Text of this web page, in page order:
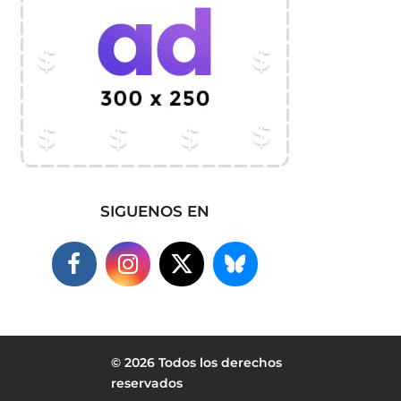
SIGUENOS EN
© 2026 Todos los derechos
reservados